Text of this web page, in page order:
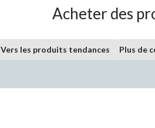
Acheter des
Vers les produits tendances Plus de